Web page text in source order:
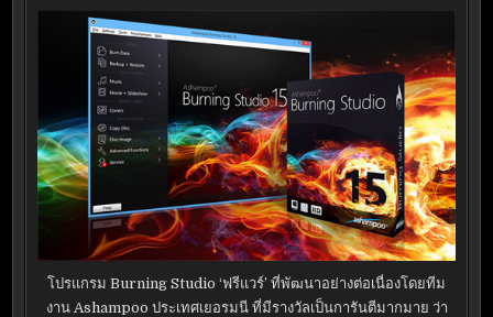
โปรแกรม Burning Studio ‘ฟรีแวร์’ ที่พัฒนาอย่างต่อเนื่องโดยทีม
งาน Ashampoo ประเทศเยอรมนี ที่มีรางวัลเป็นการันตีมากมาย ว่า